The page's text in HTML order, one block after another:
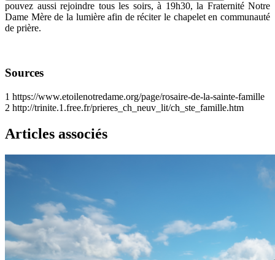
pouvez aussi rejoindre tous les soirs, à 19h30, la Fraternité Notre
Dame Mère de la lumière afin de réciter le chapelet en communauté
de prière.
Sources
1 https://www.etoilenotredame.org/page/rosaire-de-la-sainte-famille
2 http://trinite.1.free.fr/prieres_ch_neuv_lit/ch_ste_famille.htm
Articles associés